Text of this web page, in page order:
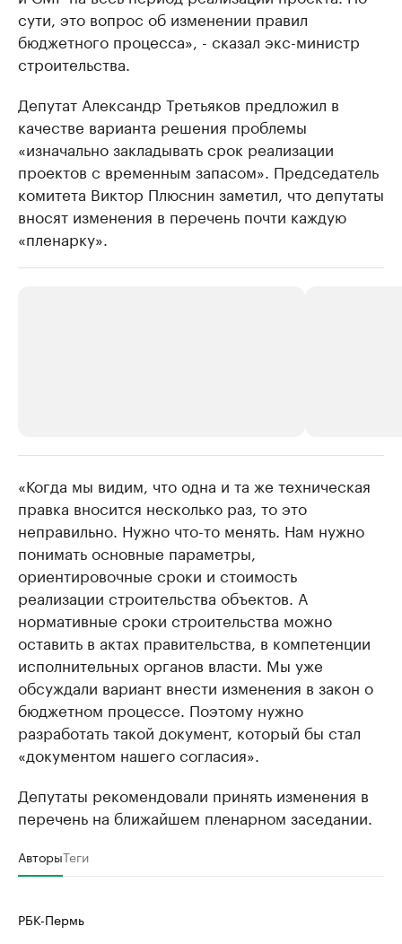
сути, это вопрос об изменении правил
бюджетного процесса», - сказал экс-министр
строительства.
Депутат Александр Третьяков предложил в
качестве варианта решения проблемы
«изначально закладывать срок реализации
проектов с временным запасом». Председатель
комитета Виктор Плюснин заметил, что депутаты
вносят изменения в перечень почти каждую
«пленарку».
Крупнейшие производители и
продавцы медийной продукции
Ознакомьтесь с информацией в каталоге
Страховые
«Когда мы видим, что одна и та же техническая
правка вносится несколько раз, то это
неправильно. Нужно что-то менять. Нам нужно
понимать основные параметры,
ориентировочные сроки и стоимость
реализации строительства объектов. А
нормативные сроки строительства можно
оставить в актах правительства, в компетенции
исполнительных органов власти. Мы уже
обсуждали вариант внести изменения в закон о
бюджетном процессе. Поэтому нужно
разработать такой документ, который бы стал
«документом нашего согласия».
Депутаты рекомендовали принять изменения в
перечень на ближайшем пленарном заседании.
АвторыТеги
РБК-Пермь